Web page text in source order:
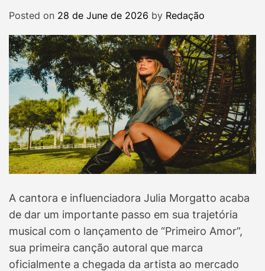
g
M
a
g
Posted on 28 de June de 2026 by Redação
A cantora e influenciadora Julia Morgatto acaba
de dar um importante passo em sua trajetória
musical com o lançamento de “Primeiro Amor”,
sua primeira canção autoral que marca
oficialmente a chegada da artista ao mercado